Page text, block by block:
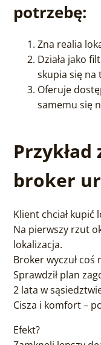
potrzebę:
Zna realia
Działa jako
skupia się na
Oferuje
samemu się
Przykład
broker
Klient chciał
Na pierwszy rzut
lokalizacja.
Broker wyczuł coś
Sprawdził plan
2 lata w
Cisza i komfort –
Efekt?